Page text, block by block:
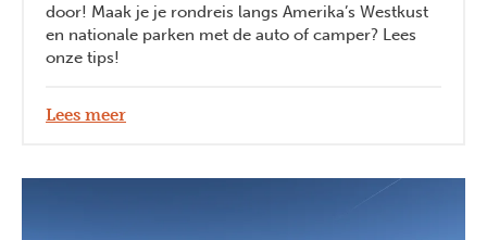
door! Maak je je rondreis langs Amerika’s Westkust
en nationale parken met de auto of camper? Lees
onze tips!
Lees meer